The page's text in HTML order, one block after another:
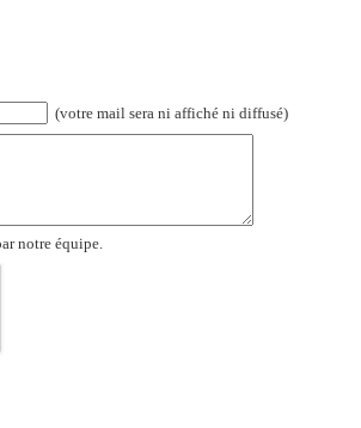
(votre mail sera ni affiché ni diffusé)
notre équipe.